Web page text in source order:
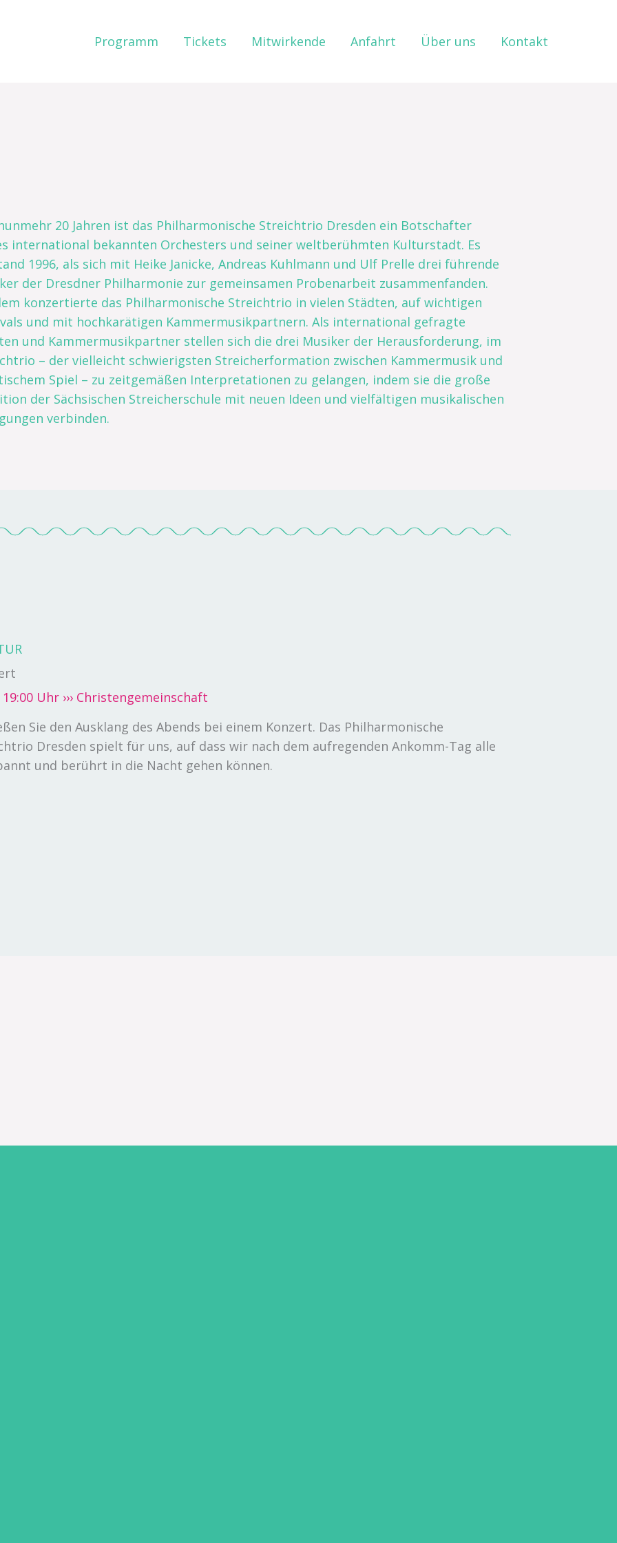
Programm Tickets Mitwirkende Anfahrt Über uns Kontakt
20 Jahren ist das Philharmonische Streichtrio Dresden ein Botschafter
international bekannten Orchesters und seiner weltberühmten Kulturstadt. Es
1996, als sich mit Heike Janicke, Andreas Kuhlmann und Ulf Prelle drei führende
der Dresdner Philharmonie zur gemeinsamen Probenarbeit zusammenfanden.
konzertierte das Philharmonische Streichtrio in vielen Städten, auf wichtigen
und mit hochkarätigen Kammermusikpartnern. Als international gefragte
und Kammermusikpartner stellen sich die drei Musiker der Herausforderung, im
– der vielleicht schwierigsten Streicherformation zwischen Kammermusik und
Spiel – zu zeitgemäßen Interpretationen zu gelangen, indem sie die große
der Sächsischen Streicherschule mit neuen Ideen und vielfältigen musikalischen
verbinden.
19:00 Uhr ››› Christengemeinschaft
Sie den Ausklang des Abends bei einem Konzert. Das Philharmonische
Dresden spielt für uns, auf dass wir nach dem aufregenden Ankomm-Tag alle
und berührt in die Nacht gehen können.